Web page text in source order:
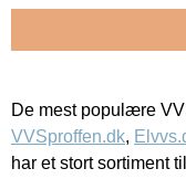
De mest populære
VVSproffen.dk,
har et stort sortiment